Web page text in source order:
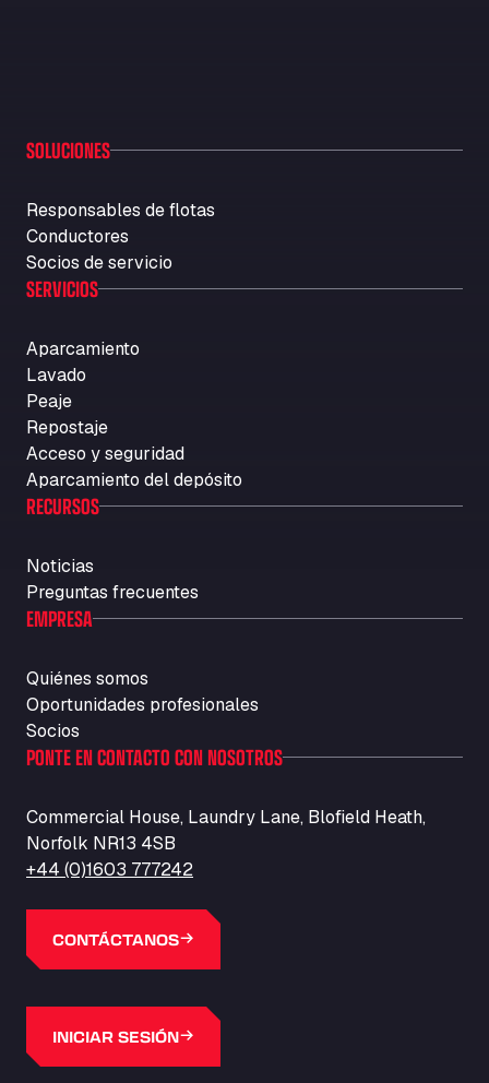
SOLUCIONES
Responsables de flotas
Conductores
Socios de servicio
SERVICIOS
Aparcamiento
Lavado
Peaje
Repostaje
Acceso y seguridad
Aparcamiento del depósito
RECURSOS
Noticias
Preguntas frecuentes
EMPRESA
Quiénes somos
Oportunidades profesionales
Socios
PONTE EN CONTACTO CON NOSOTROS
Commercial House, Laundry Lane, Blofield Heath,
Norfolk NR13 4SB
+44 (0)1603 777242
CONTÁCTANOS
INICIAR SESIÓN